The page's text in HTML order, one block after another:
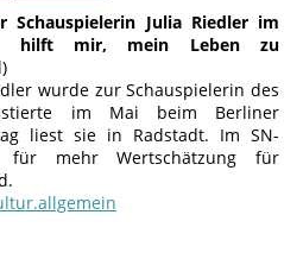
Schauspielerin Julia Riedler im
hilft mir, mein Leben zu
wurde zur Schauspielerin des
im Mai beim Berliner
liest sie in Radstadt. Im SN-
für mehr Wertschätzung für